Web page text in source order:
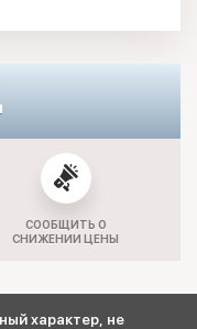
СООБЩИТЬ О
СНИЖЕНИИ ЦЕНЫ
характер, не